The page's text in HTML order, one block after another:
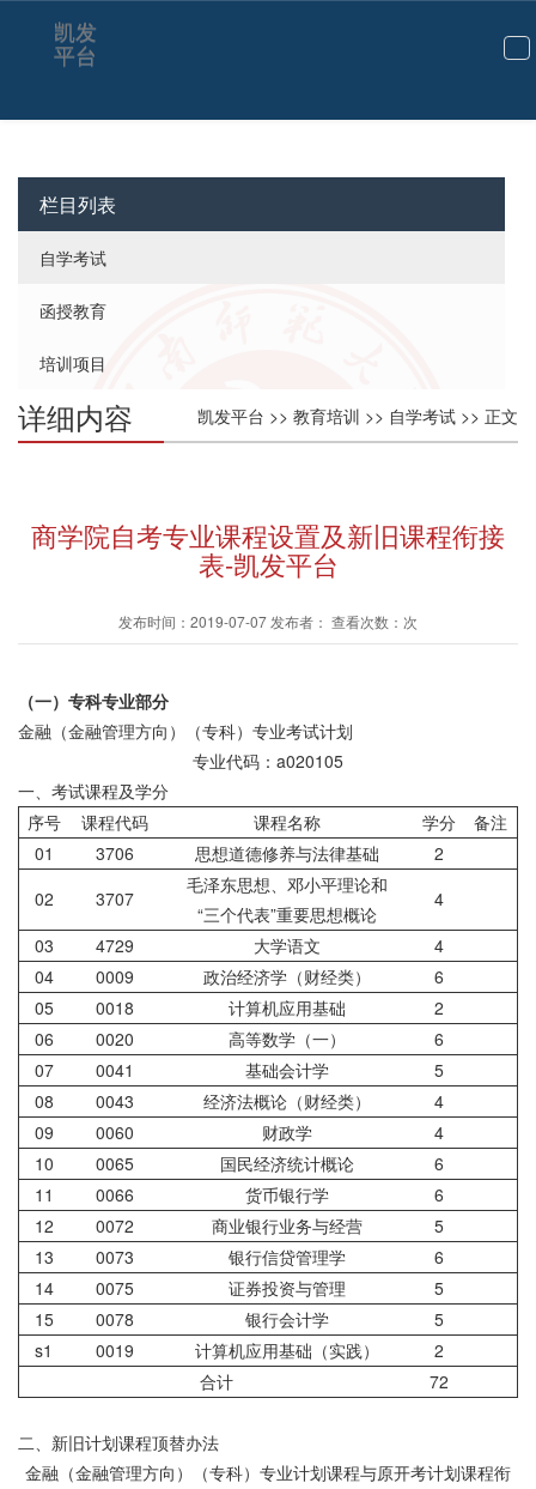
切
航
凯发
平台
栏目列表
自学考试
函授教育
培训项目
凯发平台 >> 教育培训 >> 自学考试 >> 正文
详细内容
商学院自考专业课程设置及新旧课程衔接
表-凯发平台
发布时间：2019-07-07 发布者： 查看次数：次
（一）专科专业部分
金融（金融管理方向）（专科）专业考试计划
专业代码：a020105
一、考试课程及学分
序号
课程代码 课程名称 学分
备注
01
3706 思想道德修养与法律基础
2
02
3707
毛泽东思想、邓小平理论和
“三个代表”重要思想概论
4
03
4729 大学语文
4
04
0009 政治经济学（财经类）
6
05
0018 计算机应用基础
2
06
0020 高等数学（一）
6
07
0041 基础会计学
5
08
0043 经济法概论（财经类）
4
09
0060 财政学
4
10
0065 国民经济统计概论
6
11
0066 货币银行学
6
12
0072 商业银行业务与经营
5
13
0073 银行信贷管理学
6
14
0075 证券投资与管理
5
15
0078 银行会计学
5
s1
0019 计算机应用基础（实践）
2
合计
72
二、新旧计划课程顶替办法
金融（金融管理方向）（专科）专业计划课程与原开考计划课程衔